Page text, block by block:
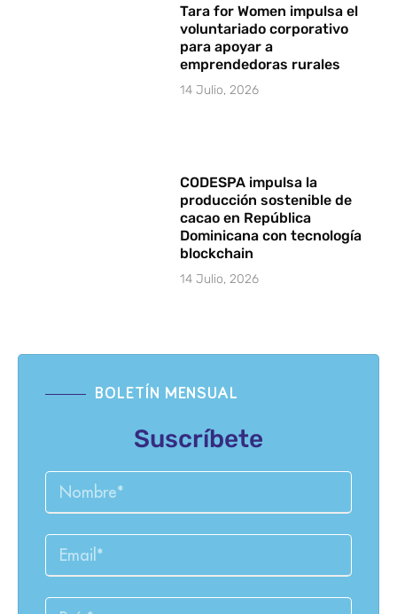
Tara for Women impulsa el
voluntariado corporativo
para apoyar a
emprendedoras rurales
14 Julio, 2026
CODESPA impulsa la
producción sostenible de
cacao en República
Dominicana con tecnología
blockchain
14 Julio, 2026
BOLETÍN MENSUAL
Suscríbete